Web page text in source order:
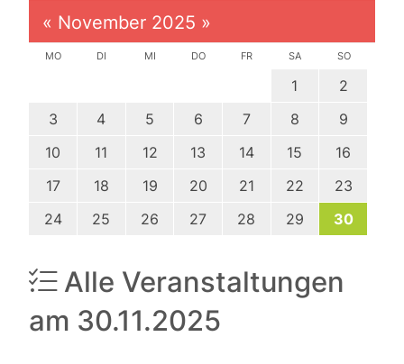
« November 2025 »
MO DI MI DO FR SA SO
1
2
3
4 5 6 7 8
9
10
11 12 13 14 15
16
17
18 19 20 21 22
23
24
25 26 27 28 29 30
Alle Veranstaltungen
am 30.11.2025